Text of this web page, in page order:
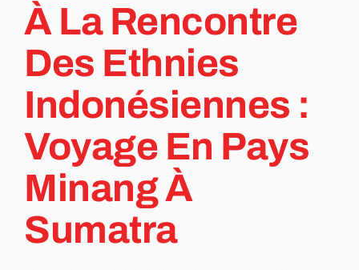
À La Rencontre
Des Ethnies
Indonésiennes :
Voyage En Pays
Minang À
Sumatra